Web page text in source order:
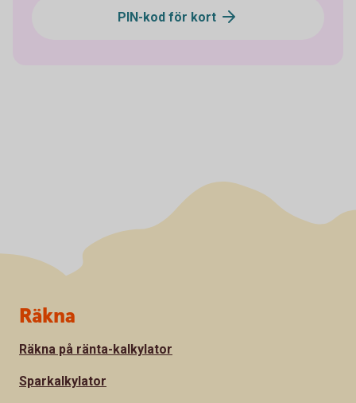
PIN-kod för kort
Sidfot
Räkna
Räkna på ränta-kalkylator
Sparkalkylator